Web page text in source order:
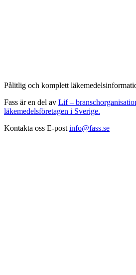
Pålitlig och komplett
Fass är en del av Lif –
läkemedelsföretagen i Sverige.
Kontakta oss E-post info@fass.se